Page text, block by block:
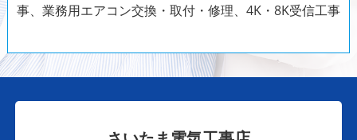
事、業務用エアコン交換・取付・修理、4K・8K受信工事